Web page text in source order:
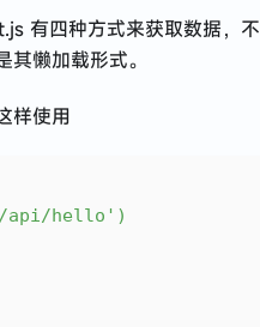
有四种方式来获取数据，
其懒加载形式。
样使用
api/hello' )